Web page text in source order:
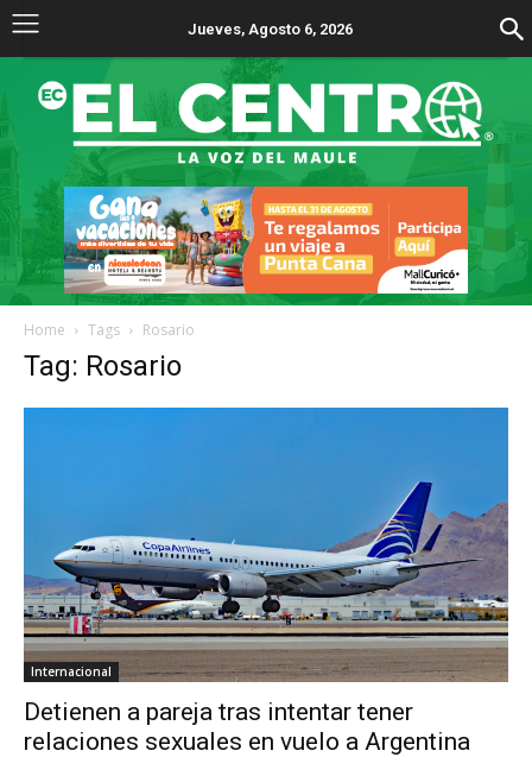
Jueves, Agosto 6, 2026
Home Tags Rosario
Tag: Rosario
Internacional
Detienen a pareja tras intentar tener
relaciones sexuales en vuelo a Argentina